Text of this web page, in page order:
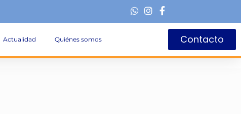
Actualidad Quiénes somos Contacto